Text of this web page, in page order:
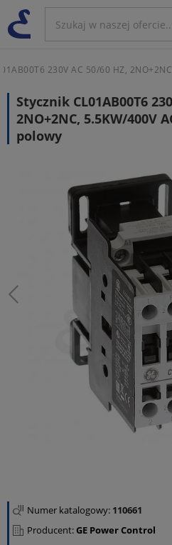
230V AC 50/60 HZ,
Stycznik CL01AB00T6
2NO+2NC, 5.5KW/400V
polowy
Numer katalogowy: 110661
Producent:GE Power Control